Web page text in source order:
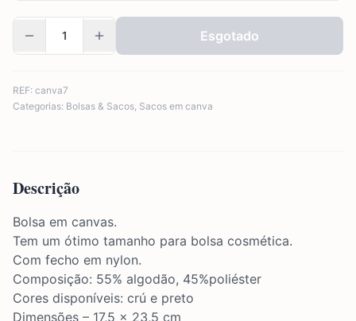
Esgotado
REF: canva7
Categorias: Bolsas & Sacos, Sacos em canva
Descrição
Bolsa em canvas.
Tem um ótimo tamanho para bolsa cosmética.
Com fecho em nylon.
Composição: 55% algodão, 45%poliéster
Cores disponíveis: crú e preto
Dimensões – 17,5 x 23,5 cm